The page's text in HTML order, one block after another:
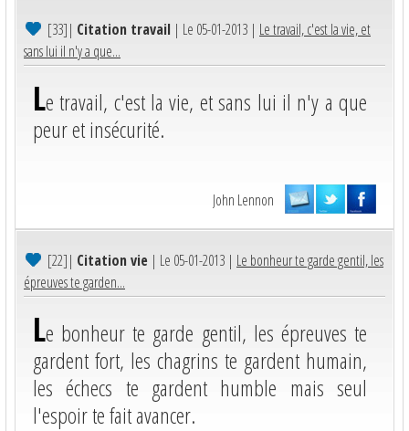
[33]| Citation travail | Le 05-01-2013 | Le travail, c'est la vie, et
sans lui il n'y a que...
Le travail, c'est la vie, et sans lui il n'y a que
peur et insécurité.
John Lennon
[22]| Citation vie | Le 05-01-2013 | Le bonheur te garde gentil, les
épreuves te garden...
Le bonheur te garde gentil, les épreuves te
gardent fort, les chagrins te gardent humain,
les échecs te gardent humble mais seul
l'espoir te fait avancer.